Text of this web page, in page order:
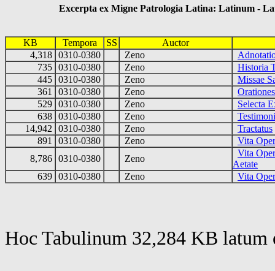
Excerpta ex Migne Patrologia Latina: Latinum -
KB Tempora SS
Auctor
4,318 0310-0380 Zeno
735 0310-0380 Zeno
Historia
445 0310-0380 Zeno
Missae
361
0310-0380 Zeno
529 0310-0380 Zeno
Selecta
638 0310-0380 Zeno
14,942
0310-0380 Zeno
Tractatus
891
0310-0380 Zeno
Vita
8,786 0310-0380 Zeno
Vita
Aetate
639 0310-0380 Zeno Vita
Hoc Tabulinum 32,284 KB latum